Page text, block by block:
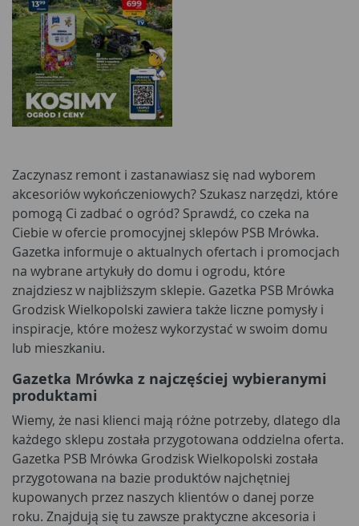
Zaczynasz remont i zastanawiasz się nad wyborem
akcesoriów wykończeniowych? Szukasz narzędzi, które
pomogą Ci zadbać o ogród? Sprawdź, co czeka na
Ciebie w ofercie promocyjnej sklepów PSB Mrówka.
Gazetka informuje o aktualnych ofertach i promocjach
na wybrane artykuły do domu i ogrodu, które
znajdziesz w najbliższym sklepie. Gazetka PSB Mrówka
Grodzisk Wielkopolski zawiera także liczne pomysły i
inspiracje, które możesz wykorzystać w swoim domu
lub mieszkaniu.
Gazetka Mrówka z najczęściej wybieranymi
produktami
Wiemy, że nasi klienci mają różne potrzeby, dlatego dla
każdego sklepu została przygotowana oddzielna oferta.
Gazetka PSB Mrówka Grodzisk Wielkopolski została
przygotowana na bazie produktów najchętniej
kupowanych przez naszych klientów o danej porze
roku. Znajdują się tu zawsze praktyczne akcesoria i